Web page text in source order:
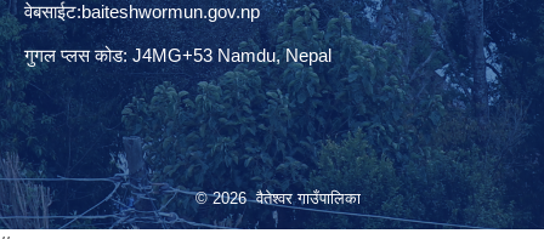
वेबसाईट:baiteshwormun.gov.np
गुगल प्लस कोड: J4MG+53 Namdu, Nepal
© 2026 वैतेश्वर गाउँपालिका